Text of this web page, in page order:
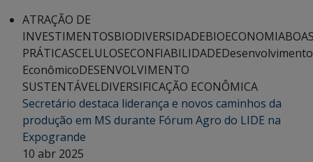
ATRAÇÃO DE
INVESTIMENTOSBIODIVERSIDADEBIOECONOMIA
PRÁTICASCELULOSECONFIABILIDADEDesenvolvimento
EconômicoDESENVOLVIMENTO
SUSTENTÁVELDIVERSIFICAÇÃO ECONÔMICA
Secretário destaca liderança e novos caminhos da
produção em MS durante Fórum Agro do LIDE na
Expogrande
10 abr 2025